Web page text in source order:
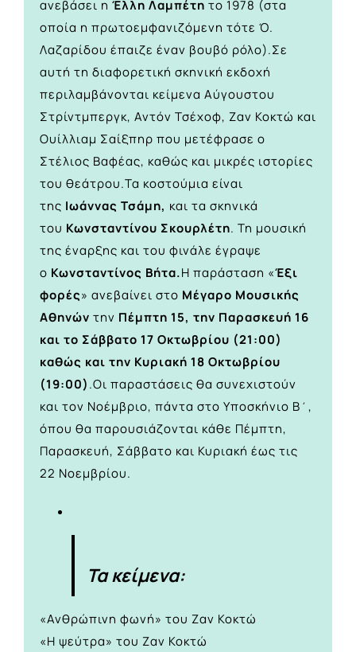
ανεβάσει η Έλλη Λαμπέτη το 1978 (στα
οποία η πρωτοεμφανιζόμενη τότε Ό.
Λαζαρίδου έπαιζε έναν βουβό ρόλο).Σε
αυτή τη διαφορετική σκηνική εκδοχή
περιλαμβάνονται κείμενα Αύγουστου
Στρίντμπεργκ, Αντόν Τσέχοφ, Ζαν Κοκτώ και
Ουίλλιαμ Σαίξπηρ που μετέφρασε ο
Στέλιος Βαφέας, καθώς και μικρές ιστορίες
του θεάτρου.Τα κοστούμια είναι
της Ιωάννας Τσάμη, και τα σκηνικά
του Κωνσταντίνου Σκουρλέτη. Τη μουσική
της έναρξης και του φινάλε έγραψε
ο Κωνσταντίνος Βήτα.Η παράσταση «Έξι
φορές» ανεβαίνει στο Μέγαρο Μουσικής
Αθηνών την Πέμπτη 15, την Παρασκευή 16
και το Σάββατο 17 Οκτωβρίου (21:00)
καθώς και την Κυριακή 18 Οκτωβρίου
(19:00).Οι παραστάσεις θα συνεχιστούν
και τον Νοέμβριο, πάντα στο Υποσκήνιο Β΄,
όπου θα παρουσιάζονται κάθε Πέμπτη,
Παρασκευή, Σάββατο και Κυριακή έως τις
22 Νοεμβρίου.
Τα κείμενα:
«Ανθρώπινη φωνή» του Ζαν Κοκτώ
«Η ψεύτρα» του Ζαν Κοκτώ